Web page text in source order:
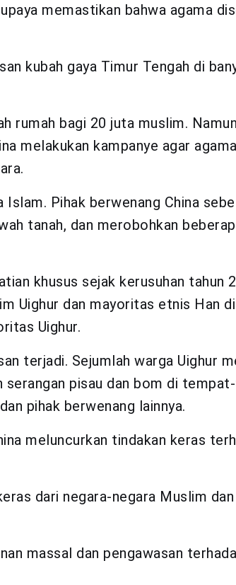
memastikan bahwa agama
kubah gaya Timur Tengah di
rumah bagi 20 juta muslim.
melakukan kampanye agar
Islam. Pihak berwenang China
tanah, dan merobohkan
khusus sejak kerusuhan tahun
Uighur dan mayoritas etnis Han
Uighur.
terjadi. Sejumlah warga Uighur
pisau dan bom di
pihak berwenang lainnya.
meluncurkan tindakan keras
dari negara-negara Muslim
massal dan pengawasan